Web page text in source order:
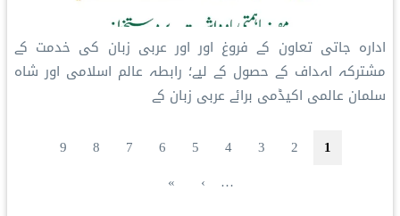
ادارہ جاتی تعاون کے فروغ اور اور عربی زبان کی خدمت کے
مشترکہ اہداف کے حصول کے لیے؛ رابطہ عالم اسلامی اور شاہ
سلمان عالمی اکیڈمی برائے عربی زبان کے
Pagination
Current page
1 صفحہ
2 صفحہ
3 صفحہ
4 صفحہ
5 صفحہ
6 صفحہ
7 صفحہ
8 صفحہ
9
…
Next page›
Last page
»